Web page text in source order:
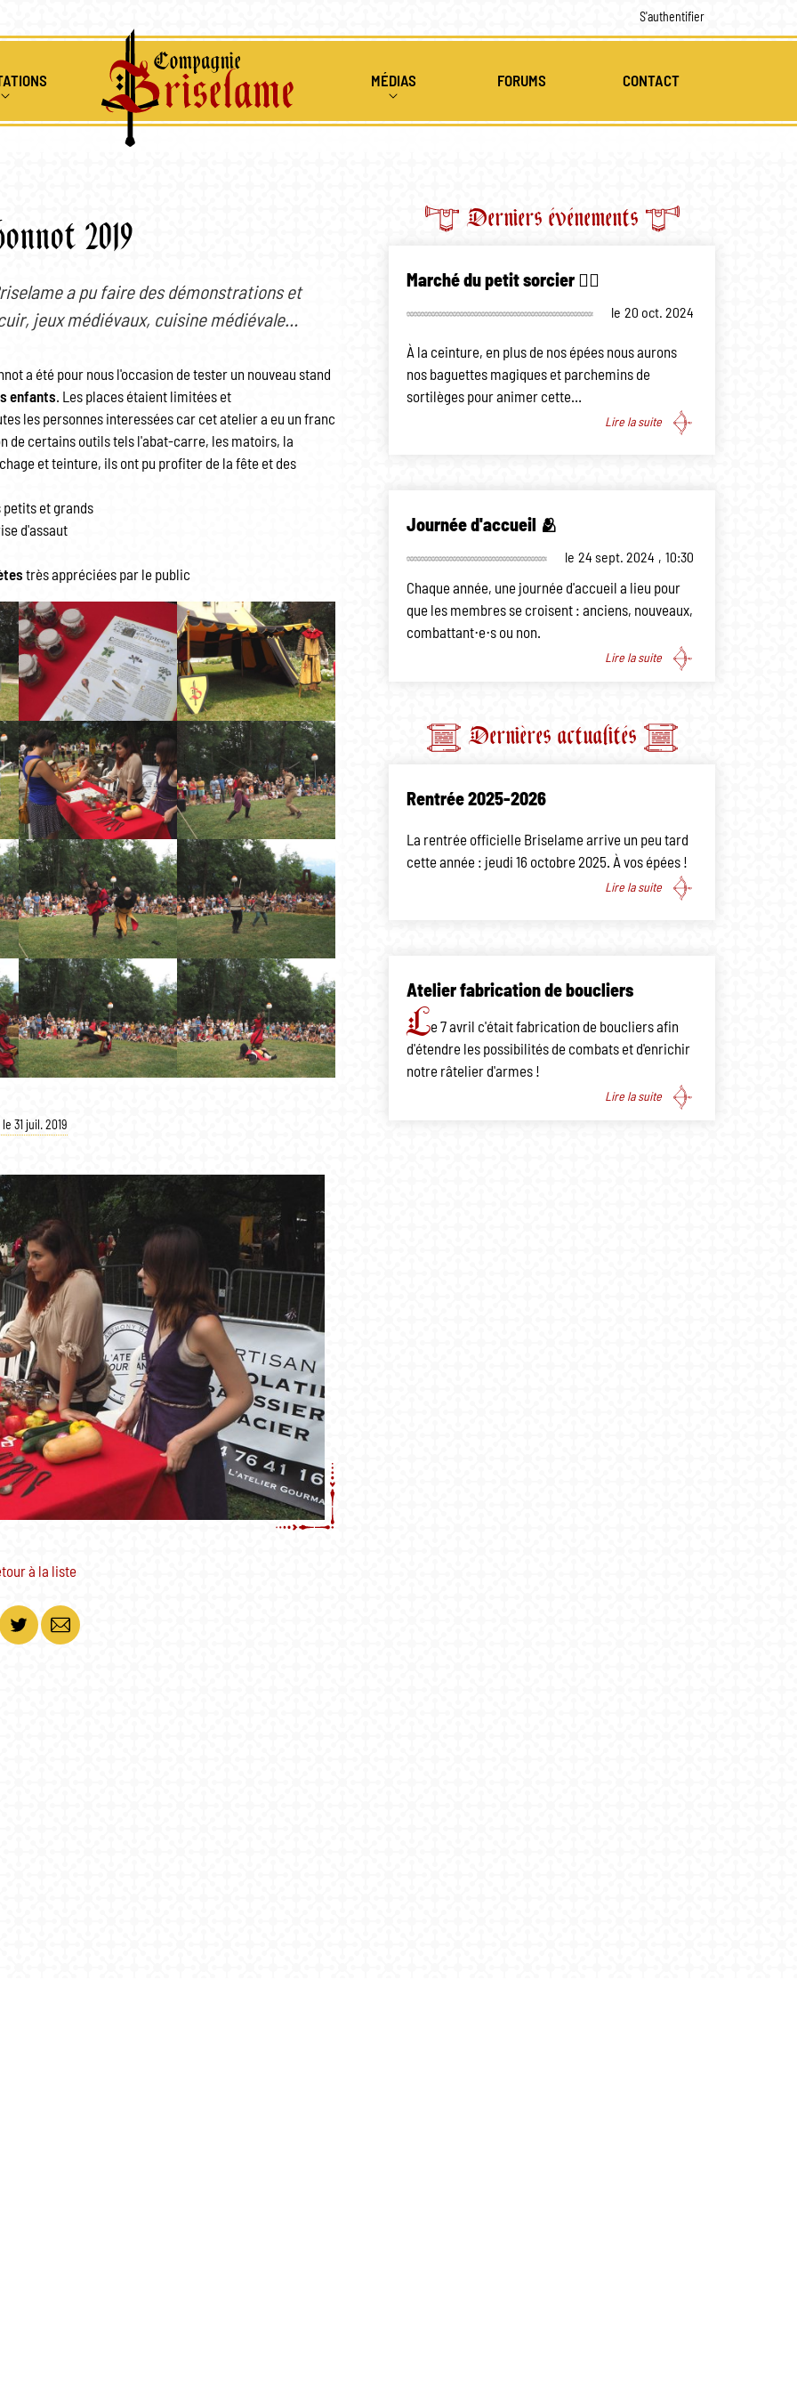
S'authentifier
DE FEU
MÉDIAS FORUMS CONTACT
2019
a pu faire des démonstrations et
jeux médiévaux, cuisine médiévale…
a été pour nous l'occasion de tester un nouveau stand
enfants. Les places étaient limitées et
les personnes interessées car cet atelier a eu un franc
de certains outils tels l'abat-carre, les matoirs, la
et teinture, ils ont pu profiter de la fête et des
petits et grands
d'assaut
très appréciées par le public
31 juil. 2019
à la liste
Derniers événements
Marché du petit sorcier 🧙‍♂️
le 20 oct. 2024
À la ceinture, en plus de nos épées nous aurons
nos baguettes magiques et parchemins de
sortilèges pour animer cette…
Lire la suite
Journée d'accueil 🫂
le 24 sept. 2024 , 10:30
Chaque année, une journée d'accueil a lieu pour
que les membres se croisent : anciens, nouveaux,
combattant⋅e⋅s ou non.
Lire la suite
Dernières actualités
Rentrée 2025-2026
La rentrée officielle Briselame arrive un peu tard
cette année : jeudi 16 octobre 2025. À vos épées !
Lire la suite
Atelier fabrication de boucliers
Le 7 avril c'était fabrication de boucliers afin
d'étendre les possibilités de combats et d'enrichir
notre râtelier d'armes !
Lire la suite